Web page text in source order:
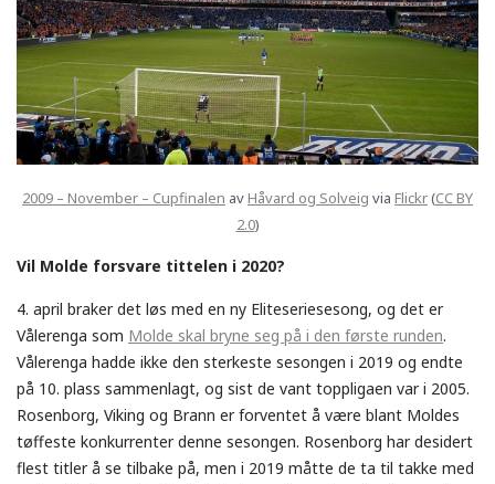
2009 – November – Cupfinalen avHåvard og Solveig via Flickr(CC BY
2.0)
Vil Molde forsvare tittelen i 2020?
4. april braker det løs med en ny Eliteseriesesong, og det er
Vålerenga som Molde skal bryne seg på i den første runden.
Vålerenga hadde ikke den sterkeste sesongen i 2019 og endte
på 10. plass sammenlagt, og sist de vant toppligaen var i 2005.
Rosenborg, Viking og Brann er forventet å være blant Moldes
tøffeste konkurrenter denne sesongen. Rosenborg har desidert
flest titler å se tilbake på, men i 2019 måtte de ta til takke med